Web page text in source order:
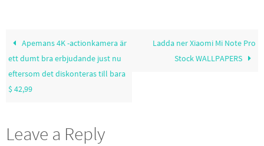
Apemans 4K -actionkamera är
ett dumt bra erbjudande just nu
eftersom det diskonteras till bara
$ 42,99
Ladda ner Xiaomi Mi Note Pro
Stock WALLPAPERS
Leave a Reply